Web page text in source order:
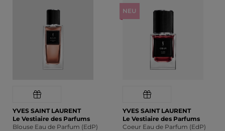
YVES SAINT LAURENT
Le Vestiaire des Parfums
Blouse Eau de Parfum (EdP)
NEU
YVES SAINT LAURENT
Le Vestiaire des Parfums
Coeur Eau de Parfum (EdP)